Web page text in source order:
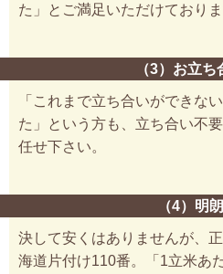
た」とご満足いただけておりま
（3）お立ち
「これまで立ち合いができな
た」という方も、立ち合い不
任せ下さい。
（4）明
決して安くはありませんが、
海道片付け110番。「1立米あ